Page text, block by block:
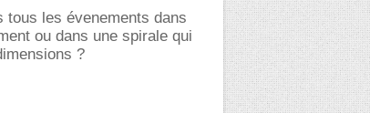
tous les évenements dans
ou dans une spirale qui
?